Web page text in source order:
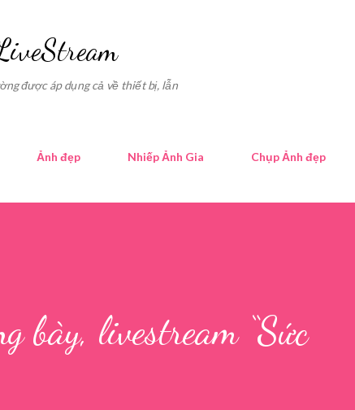
được áp dụng cả về thiết bị, lẫn
Ảnh đẹp Nhiếp Ảnh Gia Chụp Ảnh đẹp
bày, livestream “Sức